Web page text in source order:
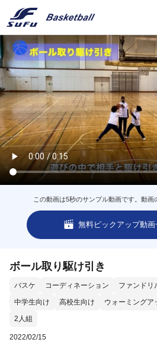
この動画は5秒のサンプル動画です。動画
無料ピックアップ動画
ボール取り駆け引き
バスケ コーディネーション ファンドリ
中学生向け
高校生向け ウォーミングア
2人組
2022/02/15